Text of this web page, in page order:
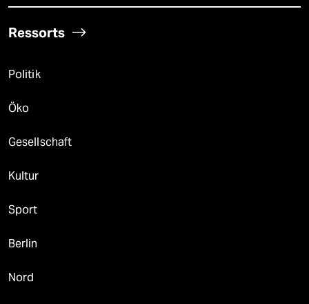
Ressorts
Politik
Öko
Gesellschaft
Kultur
Sport
Berlin
Nord